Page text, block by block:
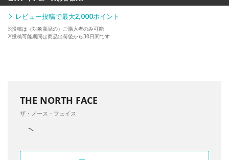
レビュー投稿で最大2,000ポイント
※投稿は（対象商品の）ご購入者のみ可能
※投稿可能期間は商品出荷後から30日間です
THE NORTH FACE
ザ・ノース・フェイス